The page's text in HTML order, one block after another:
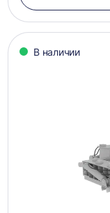
В наличии